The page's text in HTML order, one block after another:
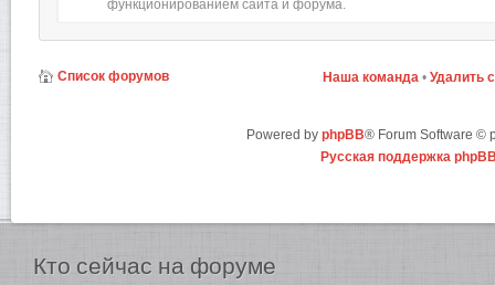
функционированием сайта и форума.
Список форумов Наша команда • Удалить
Powered by phpBB® Forum Software ©
Русская поддержка
Кто сейчас на форуме